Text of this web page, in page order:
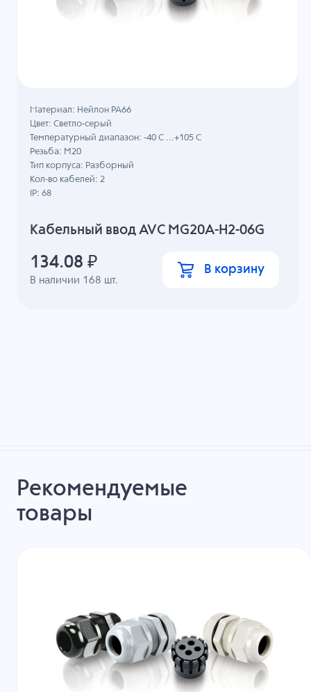
Кабельный ввод AVC MG20A-H2-06G
В наличии 168 шт.
Материал: Нейлон PA66
Цвет: Светло-серый
Температурный диапазон: -40 C ...+105 C
Резьба: M20
Тип корпуса: Разборный
Кол-во кабелей: 2
IP: 68
134.08 ₽ В корзину
Рекомендуемые
товары